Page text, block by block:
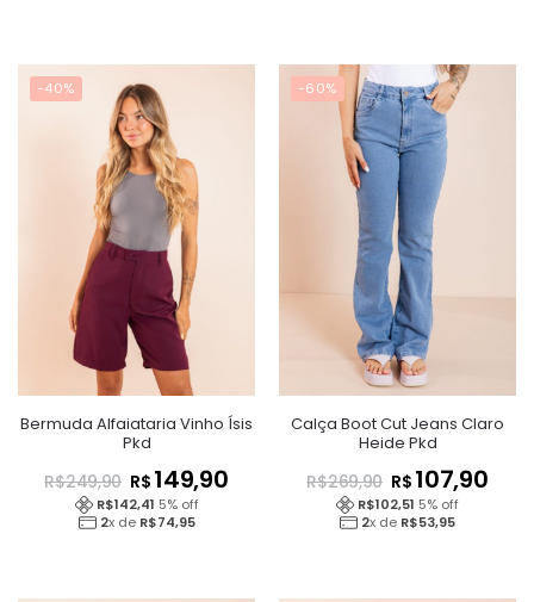
-40%
Bermuda Alfaiataria Vinho Ísis
Pkd
R$249,90 R$ 149,90
R$142,41 5% off
2x de R$74,95
-60%
Calça Boot Cut Jeans Claro
Heide Pkd
R$269,90 R$ 107,90
R$102,51 5% off
2x de R$53,95